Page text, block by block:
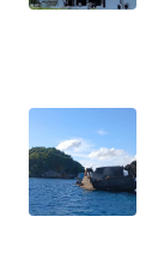
WN
NUSANTARA
WN